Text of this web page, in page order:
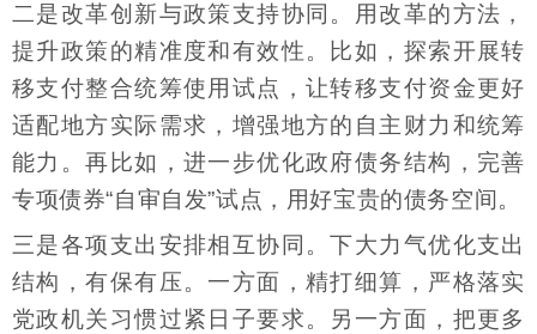
二是改革创新与政策支持协同。用改革的方法，
提升政策的精准度和有效性。比如，探索开展转
移支付整合统筹使用试点，让转移支付资金更好
适配地方实际需求，增强地方的自主财力和统筹
能力。再比如，进一步优化政府债务结构，完善
专项债券“自审自发”试点，用好宝贵的债务空间。
三是各项支出安排相互协同。下大力气优化支出
结构，有保有压。一方面，精打细算，严格落实
党政机关习惯过紧日子要求。另一方面，把更多